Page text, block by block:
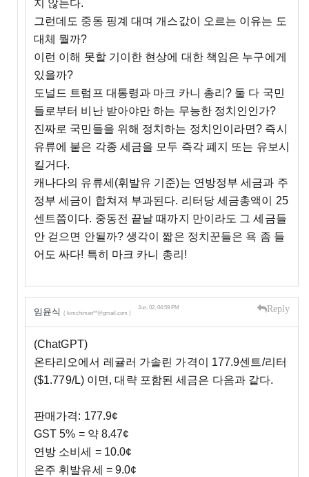
지 않는다.
그런데도 중동 핑계 대며 개스값이 오르는 이유는 도
대체 뭘까?
이런 이해 못할 기이한 현상에 대한 책임은 누구에게
있을까?
도널드 트럼프 대통령과 마크 카니 총리? 둘 다 국민
들로부터 비난 받아야만 하는 무능한 정치인인가?
진짜로 국민들을 위해 정치하는 정치인이라면? 즉시
유류에 붙은 각종 세금을 모두 즉각 폐지 또는 유보시
킬거다.
캐나다의 유류세(휘발유 기준)는 연방정부 세금과 주
정부 세금이 합쳐져 부과된다. 리터당 세금총액이 25
센트쯤이다. 중동전 끝날 때까지 만이라도 그 세금들
안 걷으면 안될까? 생각이 짧은 정치꾼들은 욕 좀 들
어도 싸다! 특히 마크 카니 총리!
임윤식 ( kimchiman**@gmail.com )
Jun, 02, 04:59 PM Reply
(ChatGPT)
온타리오에서 레귤러 가솔린 가격이 177.9센트/리터
($1.779/L) 이면, 대략 포함된 세금은 다음과 같다.
판매가격: 177.9¢
GST 5% = 약 8.47¢
연방 소비세 = 10.0¢
온주 휘발유세 = 9.0¢